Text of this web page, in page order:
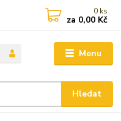
Menu
Hledat
0 ks
za 0,00 Kč